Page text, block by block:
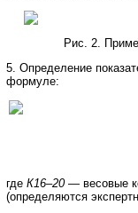
Рис. 2.
5. Определение
формуле:
где К16–20— весовые
(определяются